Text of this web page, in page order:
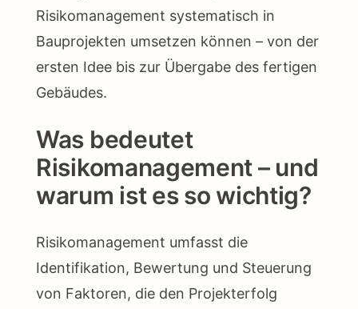
Risikomanagement systematisch in
Bauprojekten umsetzen können – von der
ersten Idee bis zur Übergabe des fertigen
Gebäudes.
Was bedeutet
Risikomanagement – und
warum ist es so wichtig?
Risikomanagement umfasst die
Identifikation, Bewertung und Steuerung
von Faktoren, die den Projekterfolg